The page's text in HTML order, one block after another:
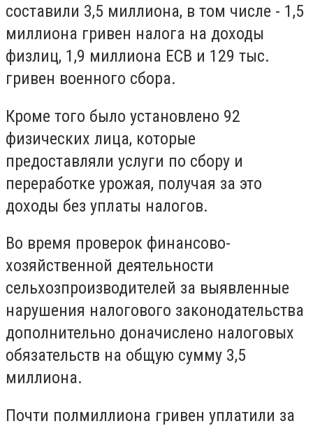
составили 3,5 миллиона, в том числе - 1,5
миллиона гривен налога на доходы
физлиц, 1,9 миллиона ЕСВ и 129 тыс.
гривен военного сбора.
Кроме того было установлено 92
физических лица, которые
предоставляли услуги по сбору и
переработке урожая, получая за это
доходы без уплаты налогов.
Во время проверок финансово-
хозяйственной деятельности
сельхозпроизводителей за выявленные
нарушения налогового законодательства
дополнительно доначислено налоговых
обязательств на общую сумму 3,5
миллиона.
Почти полмиллиона гривен уплатили за